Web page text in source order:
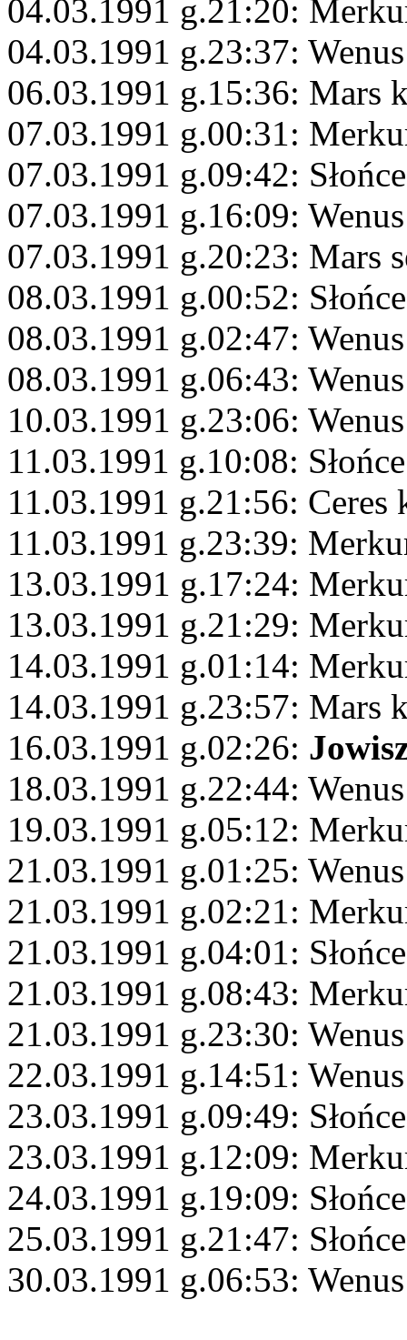
04.03.1991 g.21:20:
04.03.1991 g.23:37:
06.03.1991 g.15:36: Mars
07.03.1991 g.00:31:
07.03.1991 g.09:42:
07.03.1991 g.16:09:
07.03.1991 g.20:23: Mars
08.03.1991 g.00:52:
08.03.1991 g.02:47:
08.03.1991 g.06:43:
10.03.1991 g.23:06:
11.03.1991 g.10:08:
11.03.1991 g.21:56: Ceres
11.03.1991 g.23:39:
13.03.1991 g.17:24:
13.03.1991 g.21:29:
14.03.1991 g.01:14:
14.03.1991 g.23:57: Mars
16.03.1991 g.02:26:
18.03.1991 g.22:44:
19.03.1991 g.05:12:
21.03.1991 g.01:25:
21.03.1991 g.02:21:
21.03.1991 g.04:01:
21.03.1991 g.08:43:
21.03.1991 g.23:30:
22.03.1991 g.14:51:
23.03.1991 g.09:49:
23.03.1991 g.12:09:
24.03.1991 g.19:09:
25.03.1991 g.21:47:
30.03.1991 g.06:53: